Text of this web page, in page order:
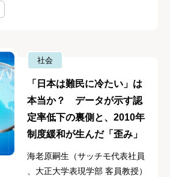
社会
「日本は難民に冷たい」は
本当か？ データが示す認
定率低下の裏側と、2010年
制度緩和が生んだ「歪み」
海老原嗣生（サッチモ代表社員
、大正大学表現学部 客員教授）